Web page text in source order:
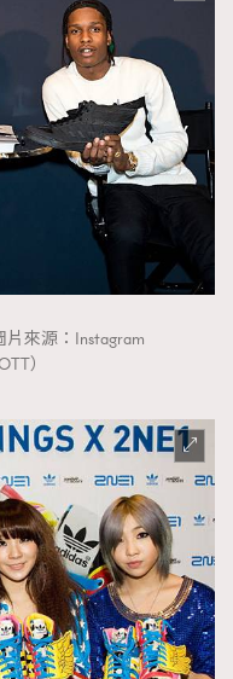
FigaroAesthetic
片來源：Instagram
）